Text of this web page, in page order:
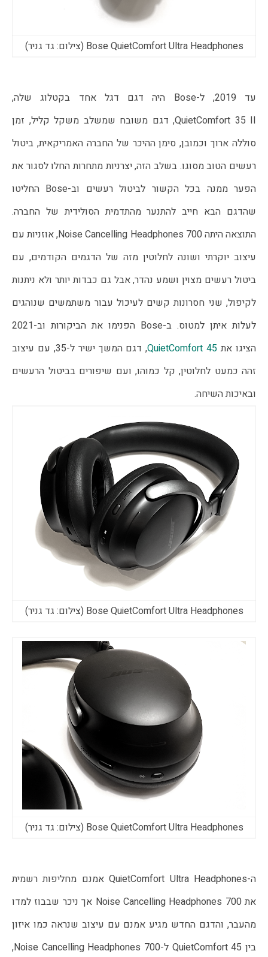
Bose QuietComfort Ultra Headphones (צילום: גד גניר)
עד 2019, ל-Bose היה דגם דגל אחד בקטלוג שלה,
QuietComfort 35 II, דגם משובח שמשלב משקל קליל, זמן
סוללה ארוך וכמובן, סימן ההיכר של החברה האמריקאית, ביטול
רעשים הטוב מסוגו. בשלב הזה, יצרניות מתחרות החלו לסגור את
הפער ממנה בכל הקשור לביטול רעשים וב-Bose החליטו
שהדגם הבא חייב להתנער מהתדמית הסולידית של החברה.
התוצאה היתה Noise Cancelling Headphones 700, אוזניות עם
עיצוב יוקרתי ושונה לחלוטין מזה של הדגמים הקודמים, עם
ביטול רעשים מצוין ושמע נהדר, אבל גם כבדות יותר ולא ניתנות
לקיפול, שני חסרונות קשים לעיכול עבור משתמשים שנוהגים
לעלות איתן למטוס. ב-Bose הפנימו את הביקורות וב-2021
הציגו את QuietComfort 45
, דגם המשך ישיר ל-35, עם עיצוב
זהה כמעט לחלוטין, קל כמוהו, ועם שיפורים בביטול הרעשים
ובאיכות השיחה.
Bose QuietComfort Ultra Headphones (צילום: גד גניר)
Bose QuietComfort Ultra Headphones (צילום: גד גניר)
ה-QuietComfort Ultra Headphones אמנם מחליפות רשמית
את Noise Cancelling Headphones 700 אך ניכר שבבוז למדו
מהעבר, והדגם החדש מגיע אמנם עם עיצוב שנראה כמו איזון
בין QuietComfort 45 ל-Noise Cancelling Headphones 700,